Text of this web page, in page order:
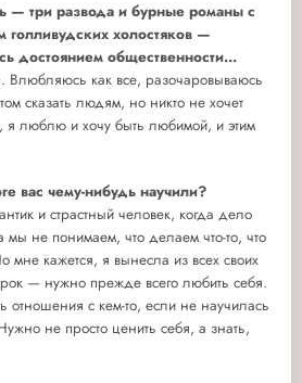
— три развода и бурные романы с
голливудских холостяков —
достоянием общественности...
как все, разочаровываюсь
сказать людям, но никто не хочет
люблю и хочу быть любимой, и этим
вас чему-нибудь научили?
и страстный человек, когда дело
мы не понимаем, что делаем что-то, что
мне кажется, я вынесла из всех своих
— нужно прежде всего любить себя.
отношения с кем-то, если не научилась
не просто ценить себя, а знать,